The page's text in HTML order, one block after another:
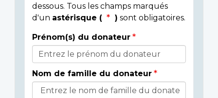
dessous. Tous les champs marqués
d'un astérisque ( ) sont obligatoires.
Détails
du
donateur
Prénom(s) du donateur
Nom de famille du donateur